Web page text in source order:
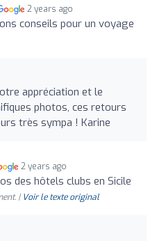
2 years ago
conseils pour un voyage
appréciation et le
photos, ces retours
très sympa ! Karine
2 years ago
des hôtels clubs en Sicile
| Voir le texte original